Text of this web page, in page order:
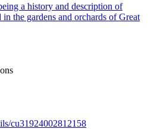
a history and description of
the gardens and orchards of Great
cu31924002812158